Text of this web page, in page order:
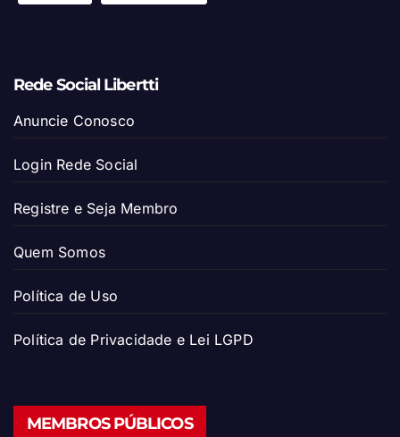
Rede Social Libertti
Anuncie Conosco
Login Rede Social
Registre e Seja Membro
Quem Somos
Política de Uso
Política de Privacidade e Lei LGPD
MEMBROS PÚBLICOS